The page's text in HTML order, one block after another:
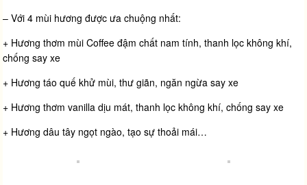
– Với 4 mùi hương được ưa chuộng nhất:
+ Hương thơm mùi Coffee đậm chất nam tính, thanh lọc không khí,
chống say xe
+ Hương táo quế khử mùi, thư giãn, ngăn ngừa say xe
+ Hương thơm vanilla dịu mát, thanh lọc không khí, chống say xe
+ Hương dâu tây ngọt ngào, tạo sự thoải mái…